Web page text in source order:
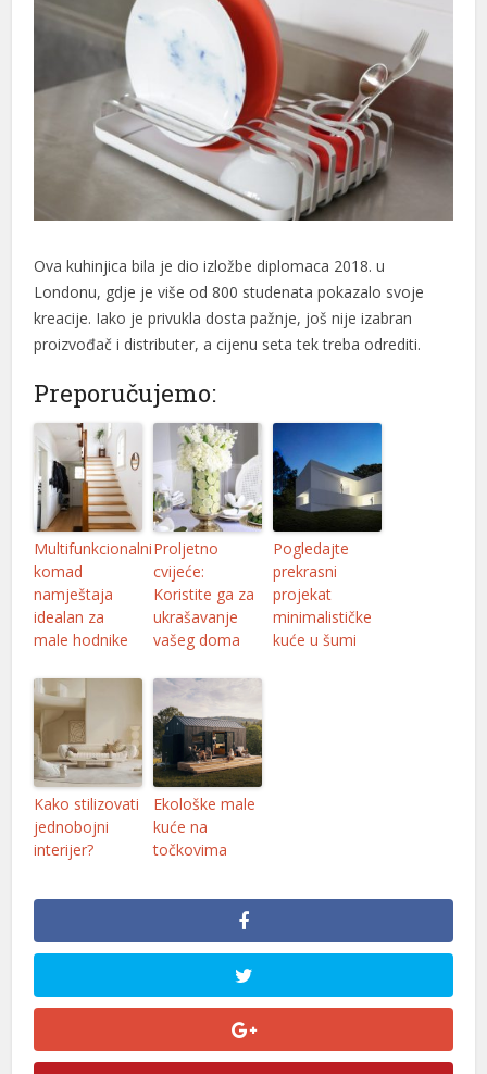
Ova kuhinjica bila je dio izložbe diplomaca 2018. u
Londonu, gdje je više od 800 studenata pokazalo svoje
kreacije. Iako je privukla dosta pažnje, još nije izabran
proizvođač i distributer, a cijenu seta tek treba odrediti.
Preporučujemo:
Multifunkcionalni
komad
namještaja
idealan za
male hodnike
Proljetno
cvijeće:
Koristite ga za
ukrašavanje
vašeg doma
Pogledajte
prekrasni
projekat
minimalističke
kuće u šumi
Kako stilizovati
jednobojni
interijer?
Ekološke male
kuće na
točkovima